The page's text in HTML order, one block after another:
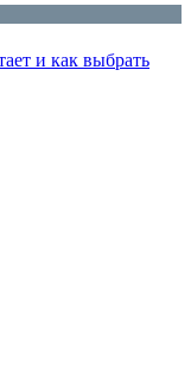
и как выбрать